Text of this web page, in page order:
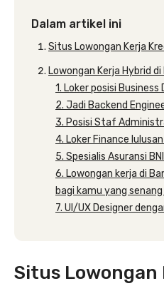
Dalam artikel ini
Situs Lowongan Kerja
Lowongan Kerja Hybrid
1. Loker posisi
2. Jadi Backend
3. Posisi Staf
4. Loker Finance lulusan
5. Spesialis Asuransi
6. Lowongan kerja di
bagi kamu yang
7. UI/UX Designer
Situs Lowongan